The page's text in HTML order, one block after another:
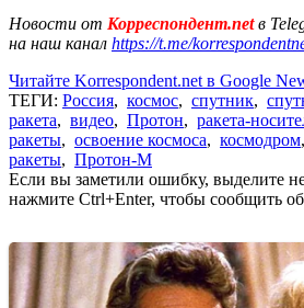
Новости от Корреспондент.netв
на наш канал https://t.me/
Читайте Korrespondent.net в Google
ТЕГИ: Россия, космос, спутник,
ракета, видео, Протон, ракета-
ракеты, освоение космоса, космодром,
ракеты, Протон-М
Если вы заметили ошибку, выделите
нажмите Ctrl+Enter, чтобы сообщить